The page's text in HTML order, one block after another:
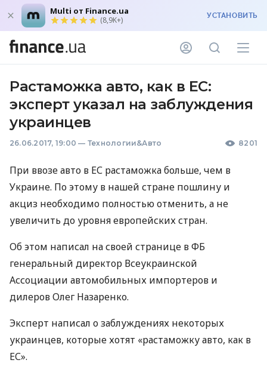
Multi от Finance.ua
(8,9K+) УСТАНОВИТЬ
Растаможка авто, как в ЕС:
эксперт указал на заблуждения
украинцев
26.06.2017, 19:00 — Технологии&Авто 8201
При ввозе авто в ЕС растаможка больше, чем в
Украине. По этому в нашей стране пошлину и
акциз необходимо полностью отменить, а не
увеличить до уровня европейских стран.
Об этом написал на своей странице в ФБ
генеральный директор Всеукраинской
Ассоциации автомобильных импортеров и
дилеров Олег Назаренко.
Эксперт написал о заблуждениях некоторых
украинцев, которые хотят «растаможку авто, как в
ЕС».